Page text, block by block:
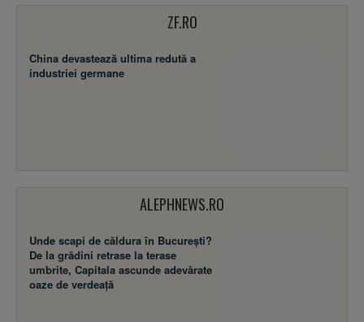
ZF.RO
China devastează ultima redută a
industriei germane
ALEPHNEWS.RO
Unde scapi de căldura în București?
De la grădini retrase la terase
umbrite, Capitala ascunde adevărate
oaze de verdeață